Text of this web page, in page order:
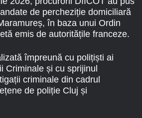
de percheziție domiciliară
în baza unui Ordin
emis de autoritățile franceze.
împreună cu polițiști ai
Criminale și cu sprijinul
criminale din cadrul
de poliție Cluj și